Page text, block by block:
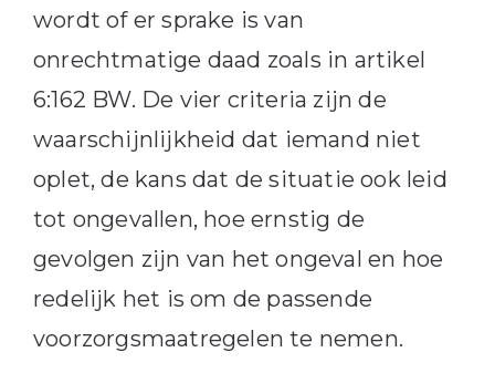
wordt of er sprake is van
onrechtmatige daad zoals in artikel
6:162 BW. De vier criteria zijn de
waarschijnlijkheid dat iemand niet
oplet, de kans dat de situatie ook leid
tot ongevallen, hoe ernstig de
gevolgen zijn van het ongeval en hoe
redelijk het is om de passende
voorzorgsmaatregelen te nemen.